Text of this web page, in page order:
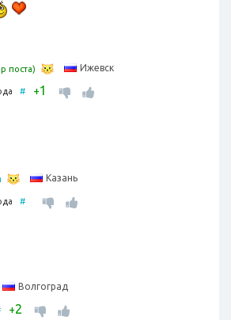
поста) Ижевск
# +1
Казань
#
Волгоград
+2